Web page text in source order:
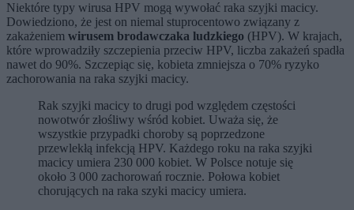
Niektóre typy wirusa HPV mogą wywołać raka szyjki macicy.
Dowiedziono, że jest on niemal stuprocentowo związany z
zakażeniem wirusem brodawczaka ludzkiego (HPV). W krajach,
które wprowadziły szczepienia przeciw HPV, liczba zakażeń spadła
nawet do 90%. Szczepiąc się, kobieta zmniejsza o 70% ryzyko
zachorowania na raka szyjki macicy.
Rak szyjki macicy to drugi pod względem częstości
nowotwór złośliwy wśród kobiet. Uważa się, że
wszystkie przypadki choroby są poprzedzone
przewlekłą infekcją HPV. Każdego roku na raka szyjki
macicy umiera 230 000 kobiet. W Polsce notuje się
około 3 000 zachorowań rocznie. Połowa kobiet
chorujących na raka szyki macicy umiera.